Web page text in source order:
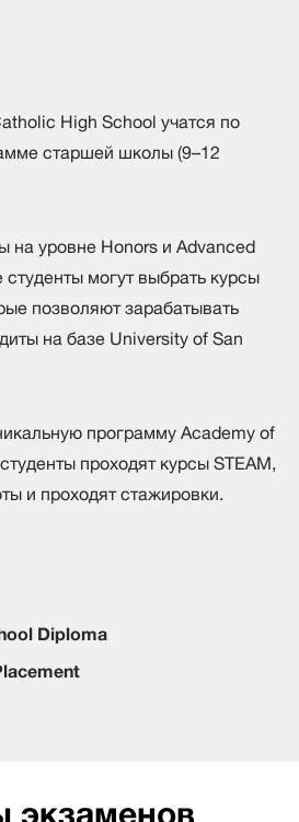
High School учатся по
старшей школы (9–12
на уровне Honors и Advanced
могут выбрать курсы
позволяют зарабатывать
на базе University of San
программу Academy of
проходят курсы STEAM,
и проходят стажировки.
Diploma